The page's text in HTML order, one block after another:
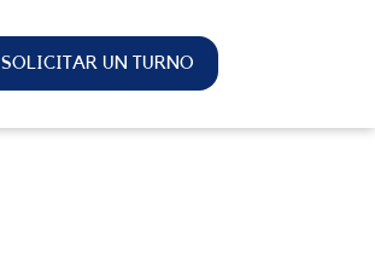
SOLICITAR UN TURNO